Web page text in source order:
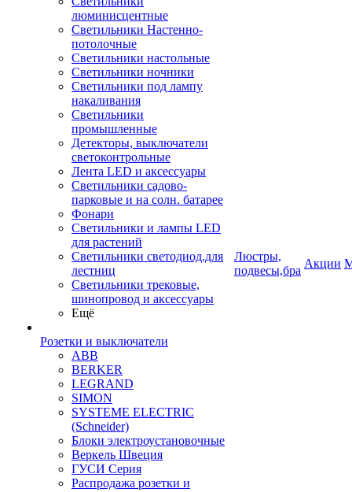
люминисцентные
Светильники Настенно-
потолочные
Светильники настольные
Светильники ночники
Светильники под лампу
накаливания
Светильники
промышленные
Детекторы, выключатели
светоконтрольные
Лента LED и аксессуары
Светильники садово-
парковые и на солн. батарее
Фонари
Светильники и лампы LED
для растений
Светильники светодиод.для
лестниц
Светильники трековые,
шинопровод и аксессуары
Ещё
Розетки и выключатели
ABB
BERKER
LEGRAND
SIMON
SYSTEME ELECTRIC
(Schneider)
Блоки электроустановочные
Веркель Швеция
ГУСИ Серия
Распродажа розетки и
Люстры,
подвесы,бра
Акции